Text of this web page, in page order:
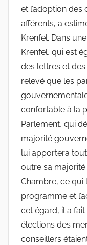
et l’adoption
afférents, a
Krenfel. Dans
Krenfel, qui est
des lettres et des
relevé que les
confortable à la
Parlement, qui
majorité
lui apportera
outre sa
Chambre, ce qui
programme et
cet égard, il a
élections des
conseillers